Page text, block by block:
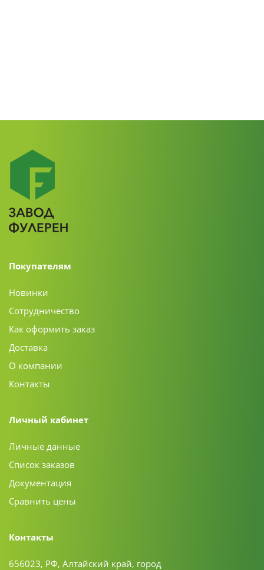
Покупателям
Новинки
Сотрудничество
Как оформить заказ
Доставка
О компании
Контакты
Личный кабинет
Личные данные
Список заказов
Документация
Сравнить цены
Контакты
656023, РФ, Алтайский край, город